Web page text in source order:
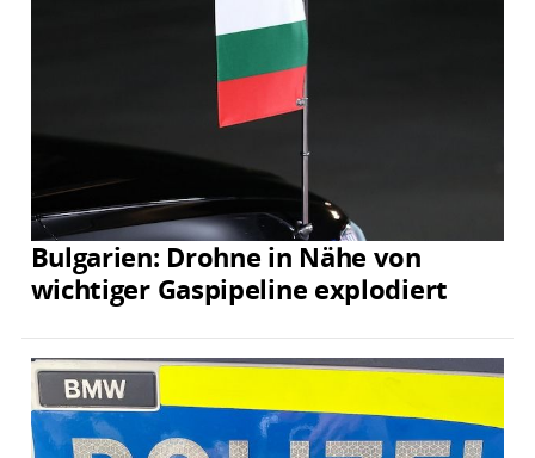
Bulgarien: Drohne in Nähe von
wichtiger Gaspipeline explodiert